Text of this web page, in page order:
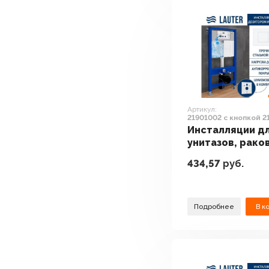
Артикул:
21901002 с кнопкой
(белый)
Инсталляции
унитазов,
Lauter 21901002
434,57 руб.
Подробнее В